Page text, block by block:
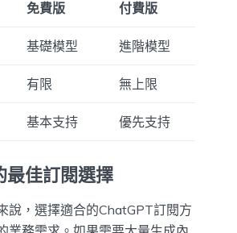
免費版 付費版
基礎模型 進階模型
有限 無上限
基本支持 優先支持
最佳訂閱選擇
說，選擇適合的ChatGPT訂閱方